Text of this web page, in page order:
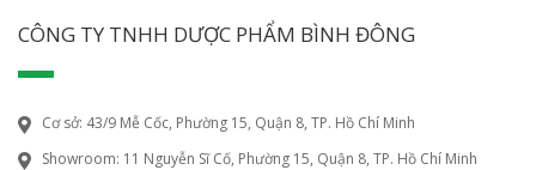
CÔNG TY TNHH DƯỢC PHẨM BÌNH ĐÔNG
Cơ sở: 43/9 Mễ Cốc, Phường 15, Quận 8, TP. Hồ Chí Minh
Showroom: 11 Nguyễn Sĩ Cố, Phường 15, Quận 8, TP. Hồ Chí Minh